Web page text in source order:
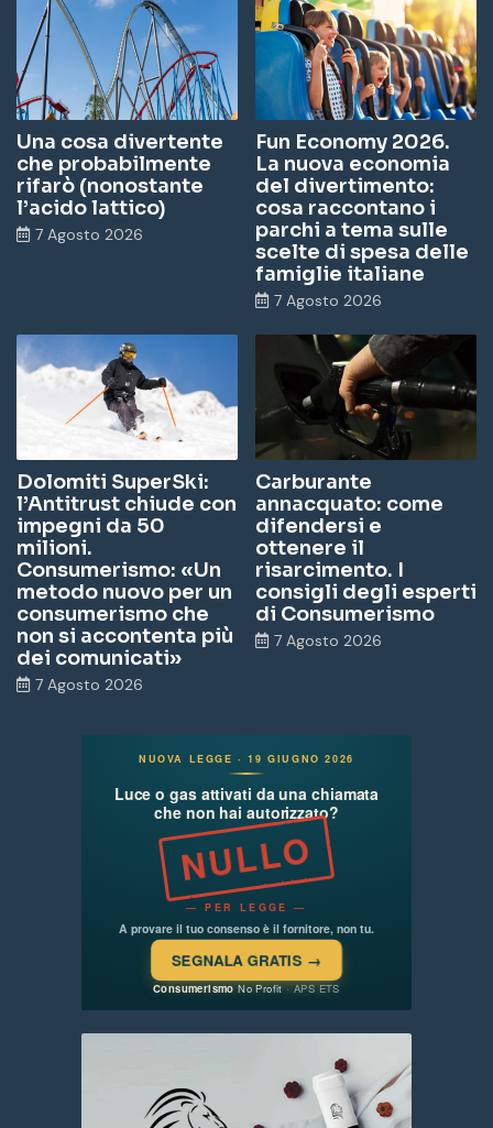
Una cosa divertente
che probabilmente
rifarò (nonostante
l’acido lattico)
7 Agosto 2026
Fun Economy 2026.
La nuova economia
del divertimento:
cosa raccontano i
parchi a tema sulle
scelte di spesa delle
famiglie italiane
7 Agosto 2026
Dolomiti SuperSki:
l’Antitrust chiude con
impegni da 50
milioni.
Consumerismo: «Un
metodo nuovo per un
consumerismo che
non si accontenta più
dei comunicati»
7 Agosto 2026
Carburante
annacquato: come
difendersi e
ottenere il
risarcimento. I
consigli degli esperti
di Consumerismo
7 Agosto 2026